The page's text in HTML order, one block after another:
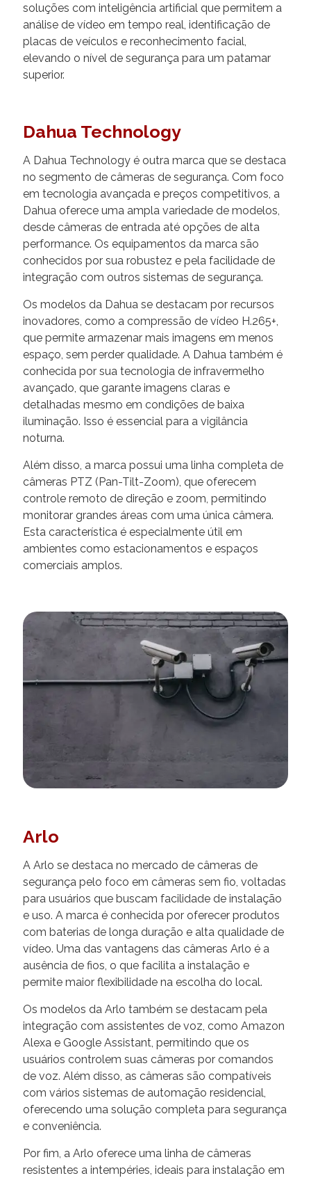
soluções com inteligência artificial que permitem a
análise de vídeo em tempo real, identificação de
placas de veículos e reconhecimento facial,
elevando o nível de segurança para um patamar
superior.
Dahua Technology
A Dahua Technology é outra marca que se destaca
no segmento de câmeras de segurança. Com foco
em tecnologia avançada e preços competitivos, a
Dahua oferece uma ampla variedade de modelos,
desde câmeras de entrada até opções de alta
performance. Os equipamentos da marca são
conhecidos por sua robustez e pela facilidade de
integração com outros sistemas de segurança.
Os modelos da Dahua se destacam por recursos
inovadores, como a compressão de vídeo H.265+,
que permite armazenar mais imagens em menos
espaço, sem perder qualidade. A Dahua também é
conhecida por sua tecnologia de infravermelho
avançado, que garante imagens claras e
detalhadas mesmo em condições de baixa
iluminação. Isso é essencial para a vigilância
noturna.
Além disso, a marca possui uma linha completa de
câmeras PTZ (Pan-Tilt-Zoom), que oferecem
controle remoto de direção e zoom, permitindo
monitorar grandes áreas com uma única câmera.
Esta característica é especialmente útil em
ambientes como estacionamentos e espaços
comerciais amplos.
Arlo
A Arlo se destaca no mercado de câmeras de
segurança pelo foco em câmeras sem fio, voltadas
para usuários que buscam facilidade de instalação
e uso. A marca é conhecida por oferecer produtos
com baterias de longa duração e alta qualidade de
vídeo. Uma das vantagens das câmeras Arlo é a
ausência de fios, o que facilita a instalação e
permite maior flexibilidade na escolha do local.
Os modelos da Arlo também se destacam pela
integração com assistentes de voz, como Amazon
Alexa e Google Assistant, permitindo que os
usuários controlem suas câmeras por comandos
de voz. Além disso, as câmeras são compatíveis
com vários sistemas de automação residencial,
oferecendo uma solução completa para segurança
e conveniência.
Por fim, a Arlo oferece uma linha de câmeras
resistentes a intempéries, ideais para instalação em